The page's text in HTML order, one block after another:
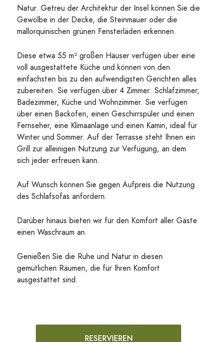
Natur. Getreu der Architektur der Insel können Sie die
Gewölbe in der Decke, die Steinmauer oder die
mallorquinischen grünen Fensterläden erkennen.
Diese etwa 55 m² großen Häuser verfügen über eine
voll ausgestattete Küche und können von den
einfachsten bis zu den aufwendigsten Gerichten alles
zubereiten. Sie verfügen über 4 Zimmer: Schlafzimmer,
Badezimmer, Küche und Wohnzimmer. Sie verfügen
über einen Backofen, einen Geschirrspüler und einen
Fernseher, eine Klimaanlage und einen Kamin, ideal für
Winter und Sommer. Auf der Terrasse steht Ihnen ein
Grill zur alleinigen Nutzung zur Verfügung, an dem
sich jeder erfreuen kann.
Auf Wunsch können Sie gegen Aufpreis die Nutzung
des Schlafsofas anfordern.
Darüber hinaus bieten wir für den Komfort aller Gäste
einen Waschraum an.
Genießen Sie die Ruhe und Natur in diesen
gemütlichen Räumen, die für Ihren Komfort
ausgestattet sind.
RESERVIEREN